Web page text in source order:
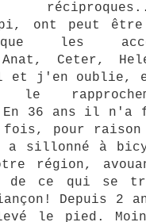
ont peut
les
Ceter,
et j'en oublie,
En 36 ans il n'a
fois, pour
a sillonné à
région,
de ce qui se
Depuis 2
le pied.